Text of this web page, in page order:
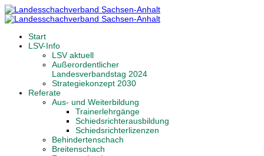
Start
LSV-Info
LSV aktuell
Außerordentlicher
Landesverbandstag 2024
Strategiekonzept 2030
Referate
Aus- und Weiterbildung
Trainerlehrgänge
Schiedsrichterausbildung
Schiedsrichterlizenzen
Behindertenschach
Breitenschach